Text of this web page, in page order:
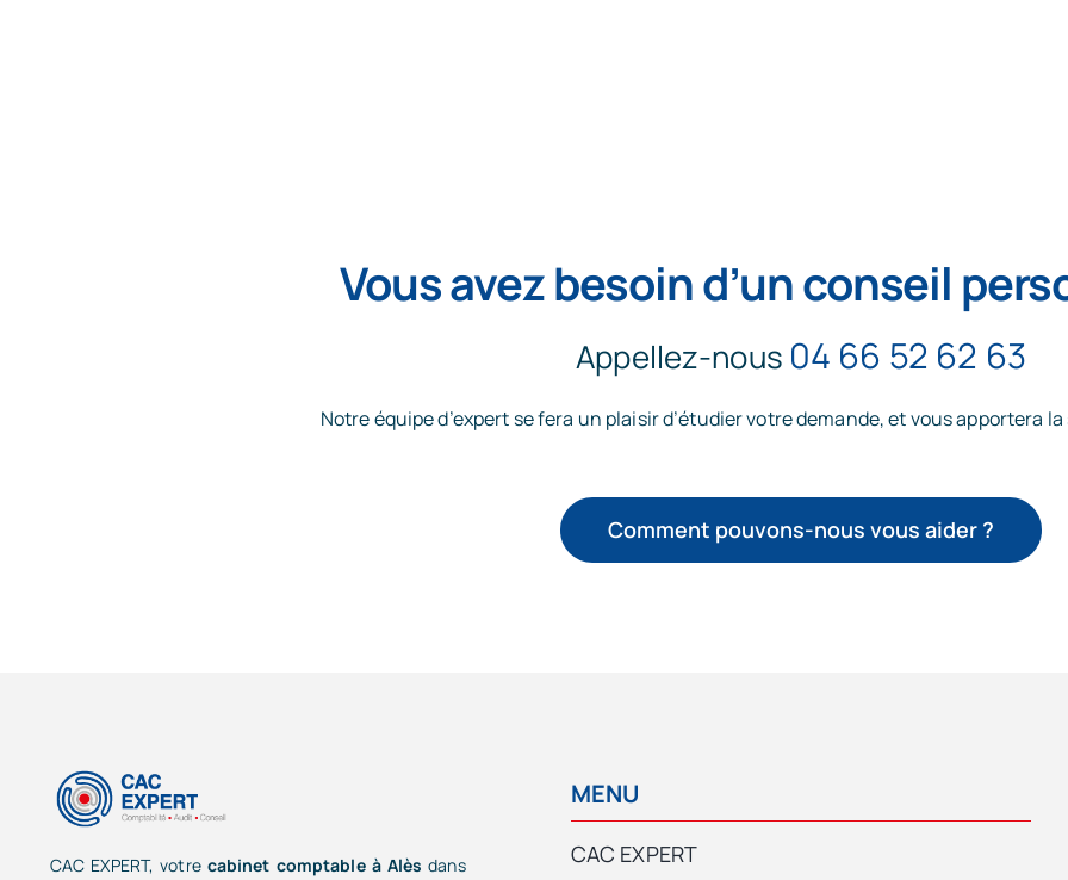
Vous avez besoin d’un conseil
Appellez-nous 04 66 52 62 63
Notre équipe d’expert se fera un plaisir d’étudier votre demande, et vous apportera
Comment pouvons-nous vous aider ?
CAC EXPERT, votre cabinet comptable à Alès dans
MENU
CAC EXPERT